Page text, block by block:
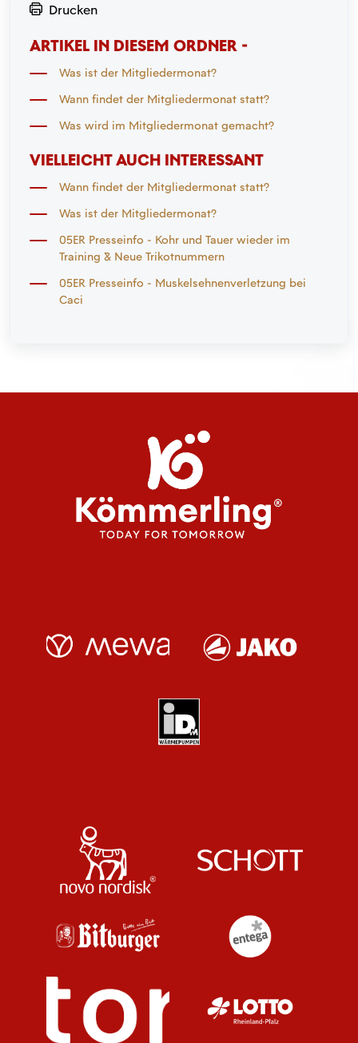
Drucken
ARTIKEL IN DIESEM ORDNER -
Was ist der Mitgliedermonat?
Wann findet der Mitgliedermonat statt?
Was wird im Mitgliedermonat gemacht?
VIELLEICHT AUCH INTERESSANT
Wann findet der Mitgliedermonat statt?
Was ist der Mitgliedermonat?
05ER Presseinfo - Kohr und Tauer wieder im
Training & Neue Trikotnummern
05ER Presseinfo - Muskelsehnenverletzung bei
Caci